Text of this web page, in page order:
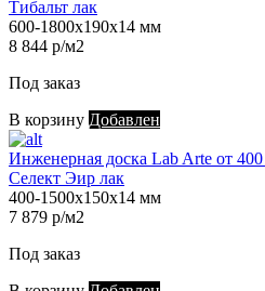
Тибальт лак
600-1800х190х14 мм
8 844 р/м2
Под заказ
В корзину Добавлен
Инженерная доска Lab Arte от
Селект Эир лак
400-1500х150х14 мм
7 879 р/м2
Под заказ